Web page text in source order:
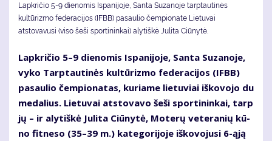
Lapkričio 5-9 dienomis Ispanijoje, Santa Suzanoje tarptautinės
kultūrizmo federacijos (IFBB) pasaulio čempionate Lietuvai
atstovavusi (viso šeši sportininkai) alytiškė Julita Ciūnytė.
Lap­kri­čio 5–9 die­no­mis Is­pa­ni­jo­je, San­ta Su­za­no­je,
vy­ko Tarp­tau­ti­nės kul­tū­riz­mo fe­de­ra­ci­jos (IFBB)
pa­sau­lio čem­pio­na­tas, ku­ria­me lie­tu­viai iš­ko­vo­jo du
me­da­lius. Lie­tu­vai at­sto­va­vo še­ši spor­ti­nin­kai, tarp
jų – ir aly­tiš­kė Ju­li­ta Ciū­ny­tė, Mo­te­rų ve­te­ra­nių kū­
no fit­ne­so (35–39 m.) ka­te­go­ri­jo­je iš­ko­vo­ju­si 6-ąją